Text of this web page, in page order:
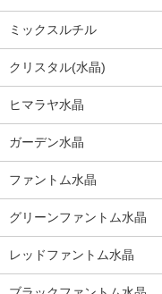
ミックスルチル
クリスタル(水晶)
ヒマラヤ水晶
ガーデン水晶
ファントム水晶
グリーンファントム水晶
レッドファントム水晶